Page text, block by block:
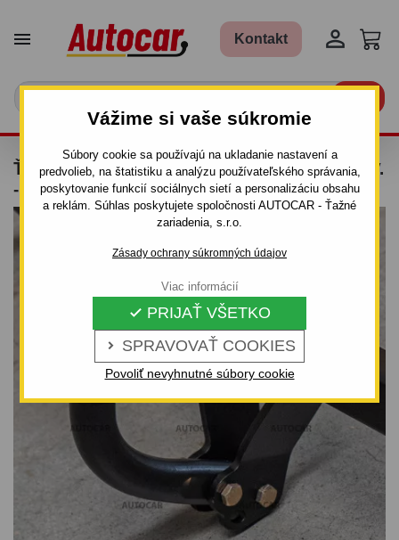
Vážime si vaše súkromie
Súbory cookie sa používajú na ukladanie nastavení a
predvolieb, na štatistiku a analýzu používateľského správania,
poskytovanie funkcií sociálnych sietí a personalizáciu obsahu
a reklám. Súhlas poskytujete spoločnosti AUTOCAR - Ťažné
zariadenia, s.r.o.
Zásady ochrany súkromných údajov
 SPRAVOVAŤ COOKIES
 PRIJAŤ VŠETKO
Povoliť nevyhnutné súbory cookie
Viac informácií
 Kontakt 
ŤAŽNÉ ZARIADENIE PRE OPEL AGILA - 5 DV.
- SKRUTKOVÝ SYSTÉM - OD 2008 DO